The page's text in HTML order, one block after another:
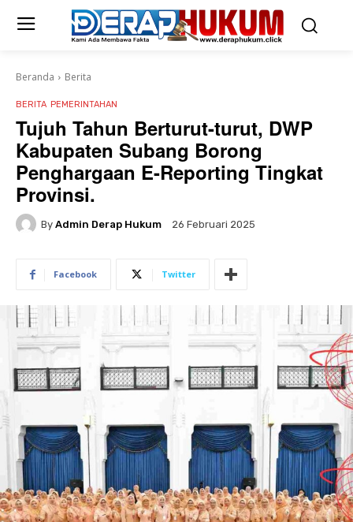
Beranda Berita
BERITA PEMERINTAHAN
Tujuh Tahun Berturut-turut, DWP
Kabupaten Subang Borong
Penghargaan E-Reporting Tingkat
Provinsi.
By Admin Derap Hukum 26 Februari 2025
Facebook Twitter